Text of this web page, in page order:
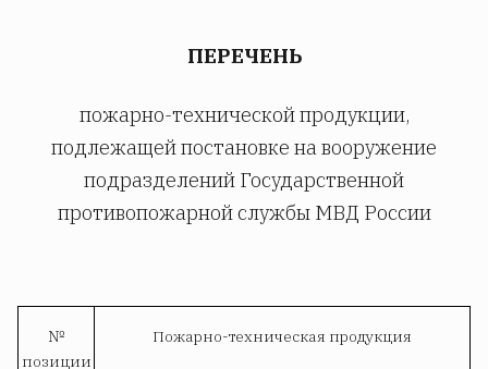
ПЕРЕЧЕНЬ
пожарно-технической продукции,
подлежащей постановке на вооружение
подразделений Государственной
противопожарной службы МВД России
№
позиции
Пожарно-техническая продукция